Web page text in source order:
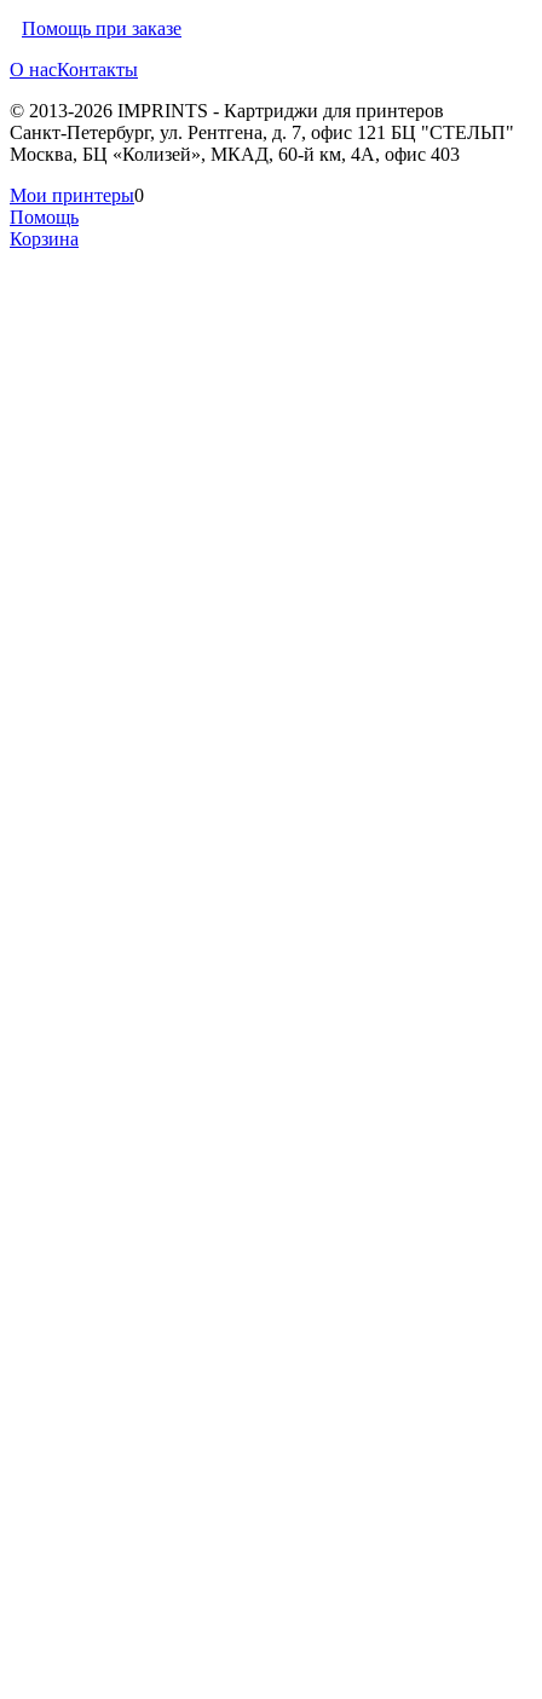
Помощь при заказе
О насКонтакты
© 2013-2026 IMPRINTS - Картриджи для принтеров
Санкт-Петербург, ул. Рентгена, д. 7, офис 121 БЦ "СТЕЛЬП"
Москва, БЦ «Колизей», МКАД, 60-й км, 4А, офис 403
Мои принтеры0
Помощь
Корзина